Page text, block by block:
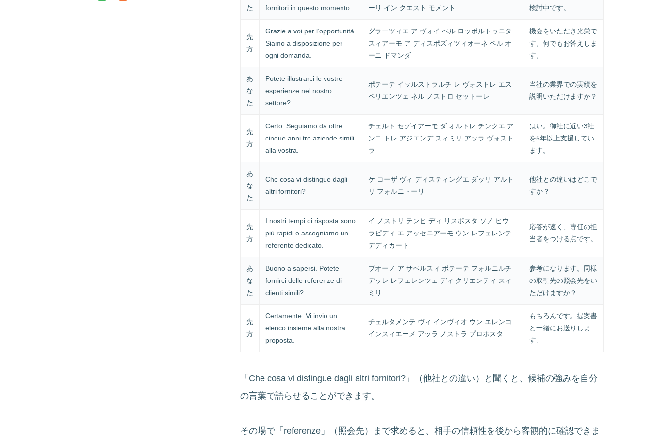
た
fornitori in questo momento.
ーリ イン クエスト モメント
検討中です。
先
方
Grazie a voi per l’opportunità.
Siamo a disposizione per
ogni domanda.
グラーツィエ ア ヴォイ ペル ロッポルトゥニタ
スィアーモ ア ディスポズィツィオーネ ペル オ
ーニ ドマンダ
機会をいただき光栄で
す。何でもお答えしま
す。
あ
な
た
Potete illustrarci le vostre
esperienze nel nostro
settore?
ポテーテ イッルストラルチ レ ヴォストレ エス
ペリエンツェ ネル ノストロ セットーレ
当社の業界での実績を
説明いただけますか？
先
方
Certo. Seguiamo da oltre
cinque anni tre aziende simili
alla vostra.
チェルト セグイアーモ ダ オルトレ チンクエ ア
ンニ トレ アジエンデ スィミリ アッラ ヴォスト
ラ
はい。御社に近い3社
を5年以上支援してい
ます。
あ
な
た
Che cosa vi distingue dagli
altri fornitori?
ケ コーザ ヴィ ディスティングエ ダッリ アルト
リ フォルニトーリ
他社との違いはどこで
すか？
先
方
I nostri tempi di risposta sono
più rapidi e assegniamo un
referente dedicato.
イ ノストリ テンピ ディ リスポスタ ソノ ピウ
ラピディ エ アッセニアーモ ウン レフェレンテ
デディカート
応答が速く、専任の担
当者をつける点です。
あ
な
た
Buono a sapersi. Potete
fornirci delle referenze di
clienti simili?
ブオーノ ア サペルスィ ポテーテ フォルニルチ
デッレ レフェレンツェ ディ クリエンティ スィ
ミリ
参考になります。同様
の取引先の照会先をい
ただけますか？
先
方
Certamente. Vi invio un
elenco insieme alla nostra
proposta.
チェルタメンテ ヴィ インヴィオ ウン エレンコ
インスィエーメ アッラ ノストラ プロポスタ
もちろんです。提案書
と一緒にお送りしま
す。
「Che cosa vi distingue dagli altri fornitori?」（他社との違い）と聞くと、候補の強みを自分
の言葉で語らせることができます。
その場で「referenze」（照会先）まで求めると、相手の信頼性を後から客観的に確認できま